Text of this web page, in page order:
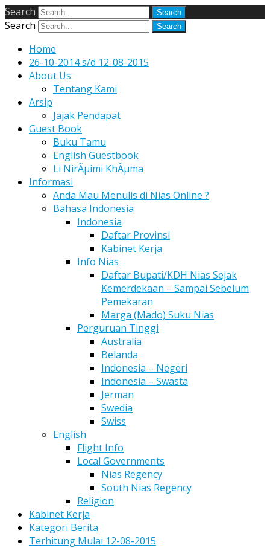
Search
Search
Home
26-10-2014 s/d 12-08-2015
About Us
Tentang Kami
Arsip
Jajak Pendapat
Guest Book
Buku Tamu
English Guestbook
Li NirÃµimi KhÃµma
Informasi
Anda Mau Menulis di Nias Online ?
Bahasa Indonesia
Indonesia
Daftar Provinsi
Kabinet Kerja
Info Nias
Daftar Bupati/KDH Nias Sejak
Kemerdekaan – Sampai Sebelum
Pemekaran
Marga (Mado) Suku Nias
Perguruan Tinggi
Australia
Belanda
Indonesia – Negeri
Indonesia – Swasta
Jerman
Swedia
Swiss
English
Flight Info
Local Governments
Nias Regency
South Nias Regency
Religion
Kabinet Kerja
Kategori Berita
Terhitung Mulai 12-08-2015